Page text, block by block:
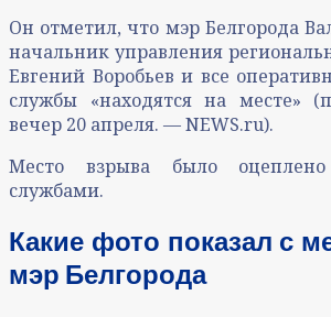
Он отметил, что мэр Белгорода
начальник управления
Евгений Воробьев и все
службы «находятся на месте»
вечер 20 апреля. — NEWS.ru).
Место взрыва было
службами.
Какие фото показал с
мэр Белгорода